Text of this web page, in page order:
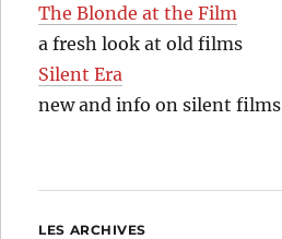
The Blonde at the Film
a fresh look at old films
Silent Era
new and info on silent films
LES ARCHIVES